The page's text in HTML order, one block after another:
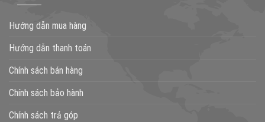
Hướng dẫn mua hàng
Hướng dẫn thanh toán
Chính sách bán hàng
Chính sách bảo hành
Chính sách trả góp